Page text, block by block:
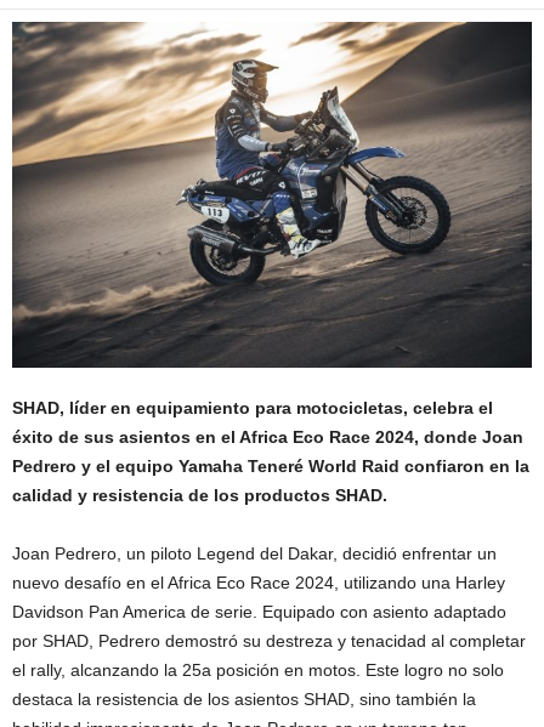
SHAD, líder en equipamiento para motocicletas, celebra el
éxito de sus asientos en el Africa Eco Race 2024, donde Joan
Pedrero y el equipo Yamaha Teneré World Raid confiaron en la
calidad y resistencia de los productos SHAD.
Joan Pedrero, un piloto Legend del Dakar, decidió enfrentar un
nuevo desafío en el Africa Eco Race 2024, utilizando una Harley
Davidson Pan America de serie. Equipado con asiento adaptado
por SHAD, Pedrero demostró su destreza y tenacidad al completar
el rally, alcanzando la 25a posición en motos. Este logro no solo
destaca la resistencia de los asientos SHAD, sino también la